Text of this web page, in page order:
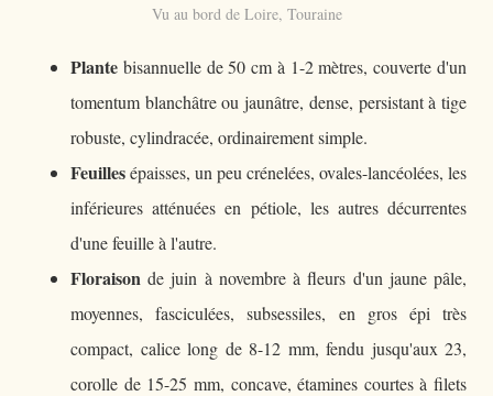
Vu au bord de Loire, Touraine
Plante bisannuelle de 50 cm à 1-2 mètres, couverte d'un
tomentum blanchâtre ou jaunâtre, dense, persistant à tige
robuste, cylindracée, ordinairement simple.
Feuillesépaisses, un peu crénelées, ovales-lancéolées, les
inférieures atténuées en pétiole, les autres décurrentes
d'une feuille à l'autre.
Floraison de juin à novembre à fleurs d'un jaune pâle,
moyennes, fasciculées, subsessiles, en gros épi très
compact, calice long de 8-12 mm, fendu jusqu'aux 23,
corolle de 15-25 mm, concave, étamines courtes à filets